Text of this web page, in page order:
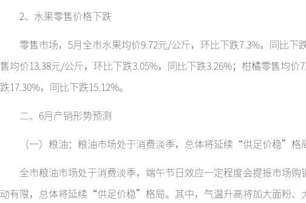
2、水果零售价格下跌
零售市场，5月全市水果均价9.72元/公斤，环比下跌7.3%，同比下
售均价13.38元/公斤，环比下跌3.05%，同比下跌3.26%；柑橘零售均价
跌17.30%，同比下跌15.12%。
二、6月产销形势预测
（一）粮油：粮油市场处于消费淡季，总体将延续“供足价稳”格
全市粮油市场处于消费淡季，端午节日效应一定程度会提振市场购
动有限，总体将延续“供足价稳”格局。其中，气温升高将加大面粉、